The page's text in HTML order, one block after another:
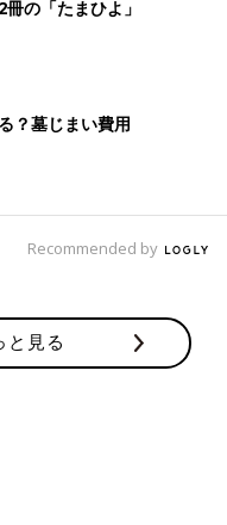
の「たまひよ」
？墓じまい費用
Recommended by
と見る